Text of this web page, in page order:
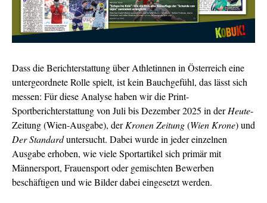
Dass die Berichterstattung über Athletinnen in Österreich eine
untergeordnete Rolle spielt, ist kein Bauchgefühl, das lässt sich
messen: Für diese Analyse haben wir die Print-
Sportberichterstattung von Juli bis Dezember 2025 in derHeute-
Zeitung (Wien-Ausgabe), derKronen Zeitung(Wien Krone) und
Der Standarduntersucht. Dabei wurde in jeder einzelnen
Ausgabe erhoben, wie viele Sportartikel sich primär mit
Männersport, Frauensport oder gemischten Bewerben
beschäftigen undwie Bilder dabei eingesetzt werden.